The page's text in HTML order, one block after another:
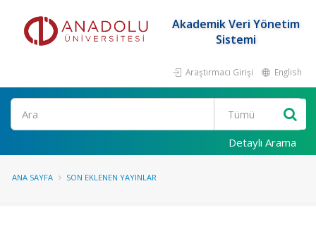
Akademik Veri Yönetim
Sistemi
Araştırmacı Girişi English
Ara
Detaylı Arama
ANA SAYFA SON EKLENEN YAYINLAR